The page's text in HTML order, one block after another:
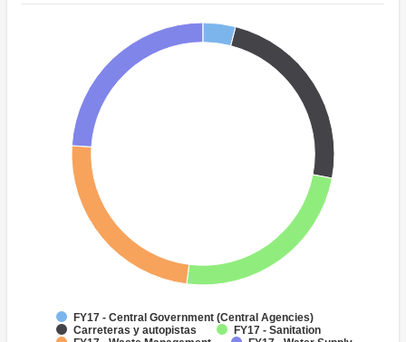
FY17 - Central Government (Central Agencies)
Carreteras y autopistas
FY17 - Sanitation